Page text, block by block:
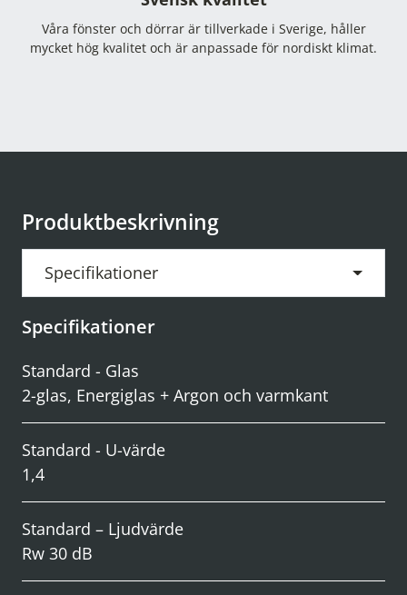
Våra fönster och dörrar är tillverkade i Sverige, håller
mycket hög kvalitet och är anpassade för nordiskt klimat.
Produktbeskrivning
Specifikationer
Specifikationer
Standard - Glas
2-glas, Energiglas + Argon och varmkant
Standard - U-värde
1,4
Standard – Ljudvärde
Rw 30 dB